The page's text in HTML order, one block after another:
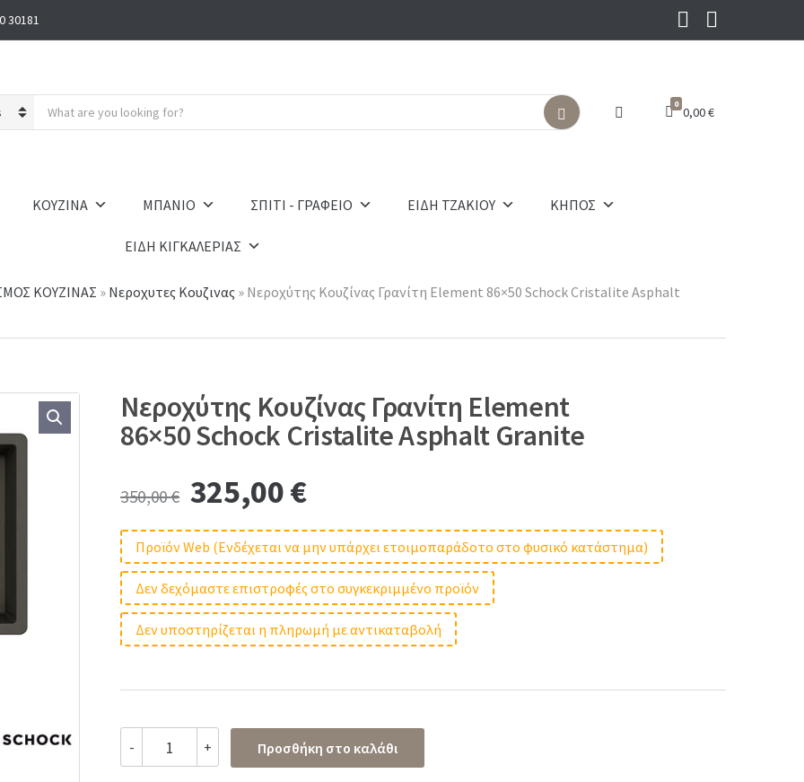
30181
p
c
s
S
h
0 0,00€
ΚΟΥΖΙΝΑ ΜΠΑΝΙΟ ΣΠΙΤΙ - ΓΡΑΦΕΙΟ ΕΙΔΗ ΤΖΑΚΙΟΥ ΚΗΠΟΣ
ΕΙΔΗ ΚΙΓΚΑΛΕΡΙΑΣ
ΚΟΥΖΙΝΑΣ » Νεροχυτες Κουζινας » Νεροχύτης Κουζίνας Γρανίτη Element 86×50 Schock Cristalite Asphalt
Νεροχύτης Κουζίνας Γρανίτη Element
86×50 Schock Cristalite Asphalt Granite
350,00€ Original
price
was:
350,00 €.
325,00€Current
price
is:
325,00 €.
Προϊόν Web (Ενδέχεται να μην υπάρχει ετοιμοπαράδοτο στο φυσικό κατάστημα)
Δεν δεχόμαστε επιστροφές στο συγκεκριμμένο προϊόν
Δεν υποστηρίζεται η πληρωμή με αντικαταβολή
-
Κουζίνας
Γρανίτη
+ Προσθήκη στο καλάθι